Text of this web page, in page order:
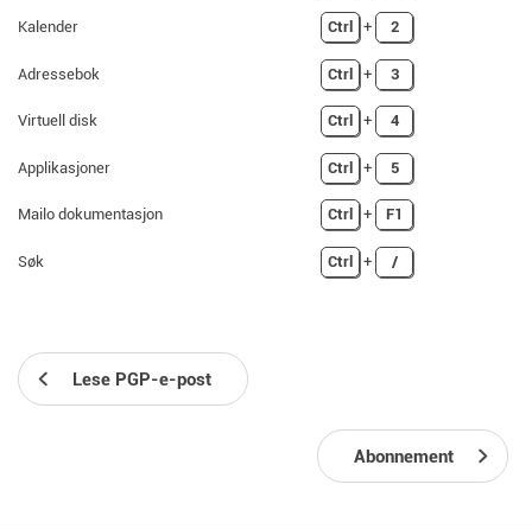
Kalender Ctrl + 2
Adressebok Ctrl + 3
Virtuell disk Ctrl + 4
Applikasjoner Ctrl + 5
Mailo dokumentasjon Ctrl + F1
Søk Ctrl + /
Lese PGP-e-post
Abonnement